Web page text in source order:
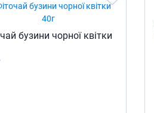
бузини чорної квітки